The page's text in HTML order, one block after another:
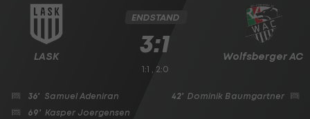
LASK Wolfsberger AC
ENDSTAND
3:1
1:1 , 2:0
36' Samuel Adeniran
69' Kasper Joergensen
42' Dominik Baumgartner